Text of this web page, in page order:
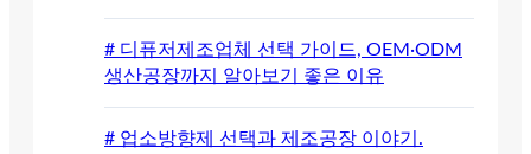
# 디퓨저제조업체 선택 가이드, OEM·ODM
생산공장까지 알아보기 좋은 이유
# 업소방향제 선택과 제조공장 이야기.